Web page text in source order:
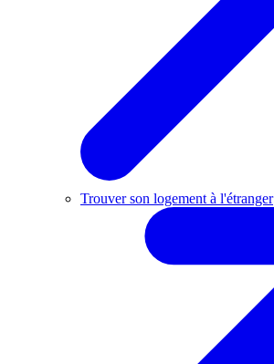
Trouver son logement à l'étranger